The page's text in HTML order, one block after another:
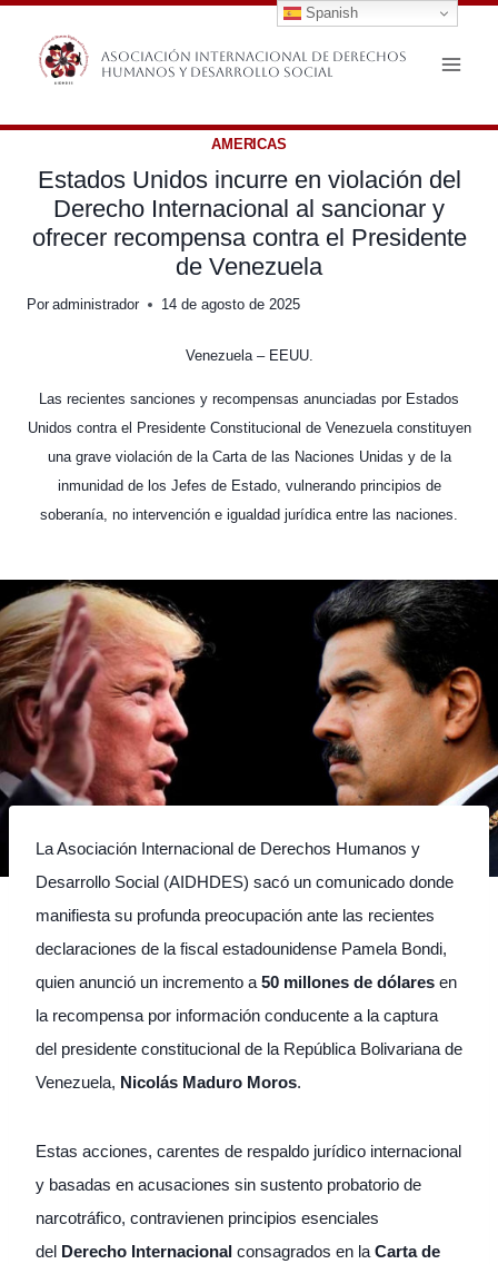
contenido
Asociación Internacional de Derechos
Humanos y Desarrollo Social
AMERICAS
Estados Unidos incurre en violación del
Derecho Internacional al sancionar y
ofrecer recompensa contra el Presidente
de Venezuela
Por administrador 14 de agosto de 2025
Venezuela – EEUU.
Las recientes sanciones y recompensas anunciadas por Estados
Unidos contra el Presidente Constitucional de Venezuela constituyen
una grave violación de la Carta de las Naciones Unidas y de la
inmunidad de los Jefes de Estado, vulnerando principios de
soberanía, no intervención e igualdad jurídica entre las naciones.
La Asociación Internacional de Derechos Humanos y
Desarrollo Social (AIDHDES) sacó un comunicado donde
manifiesta su profunda preocupación ante las recientes
declaraciones de la fiscal estadounidense Pamela Bondi,
quien anunció un incremento a 50 millones de dólares en
la recompensa por información conducente a la captura
del presidente constitucional de la República Bolivariana de
Venezuela, Nicolás Maduro Moros.
Estas acciones, carentes de respaldo jurídico internacional
y basadas en acusaciones sin sustento probatorio de
narcotráfico, contravienen principios esenciales
del Derecho Internacional consagrados en la Carta de
Spanish